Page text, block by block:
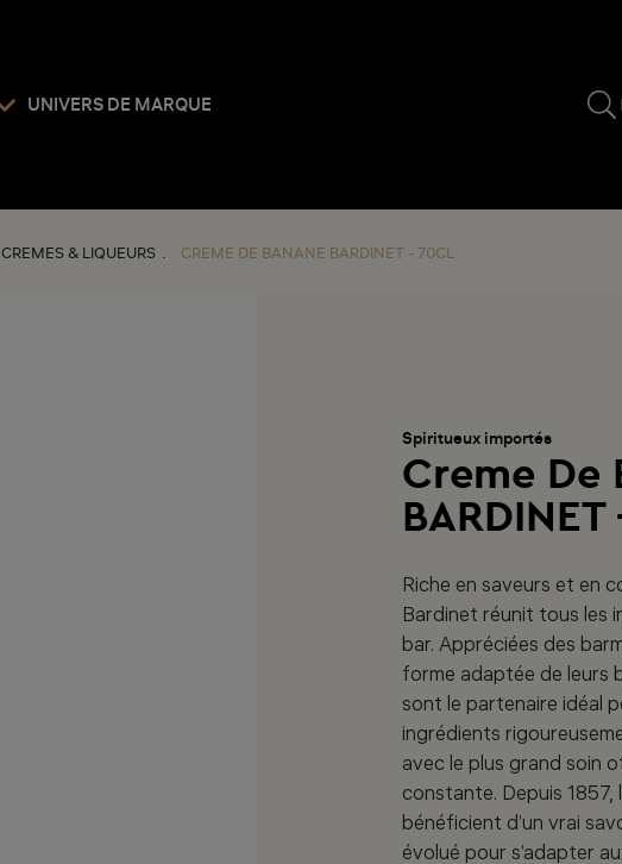
UNIVERS DE MARQUE
CREMES & LIQUEURS CREME DE BANANE BARDINET - 70CL
Spiritueux importés
Creme De
Riche en saveurs et en
Bardinet réunit tous les
bar. Appréciées des
forme adaptée de leurs
sont le partenaire idéal
ingrédients
avec le plus grand soin
constante. Depuis 1857,
bénéficient d’un vrai
évolué pour s’adapter